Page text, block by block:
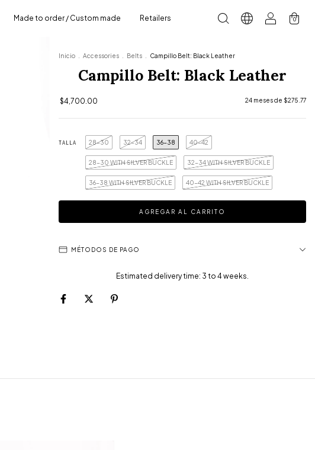
Made to order / Custom made Retailers 0
Inicio Accessories Belts Campillo Belt: Black Leather
Campillo Belt: Black Leather
$4,700.00 24 meses de $275.77
TALLA 28-30 32-34 36-38 40-42
28-30 WITH SILVER BUCKLE 32-34 WITH SILVER BUCKLE
36-38 WITH SILVER BUCKLE 40-42 WITH SILVER BUCKLE
MÉTODOS DE PAGO
Estimated delivery time: 3 to 4 weeks.